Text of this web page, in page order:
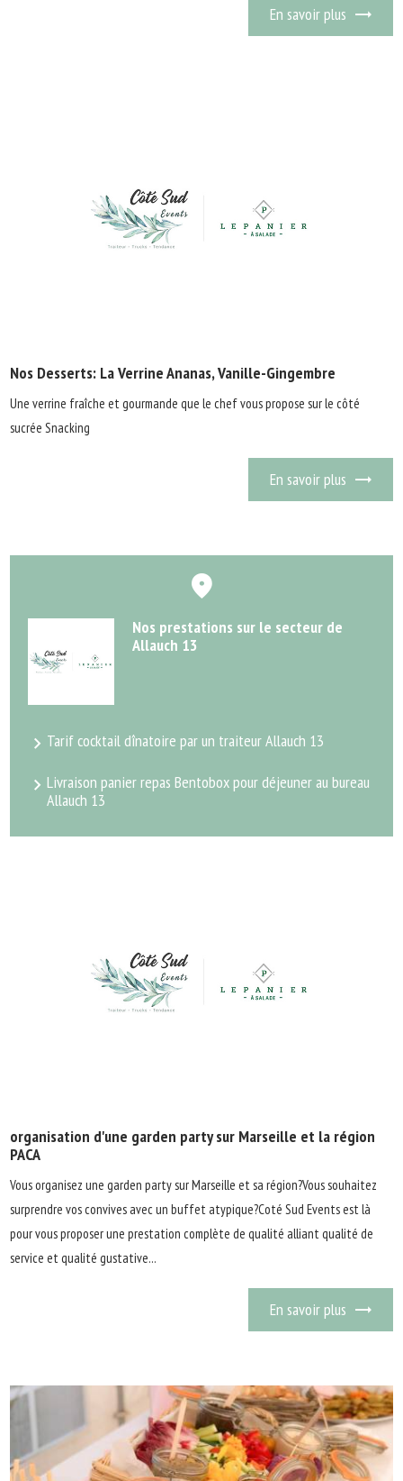
En savoir plus
Nos Desserts: La Verrine Ananas, Vanille-Gingembre
Une verrine fraîche et gourmande que le chef vous propose sur le côté
sucrée Snacking
En savoir plus
Nos prestations sur le secteur de
Allauch 13
Tarif cocktail dînatoire par un traiteur Allauch 13
Livraison panier repas Bentobox pour déjeuner au bureau
Allauch 13
organisation d'une garden party sur Marseille et la région
PACA
Vous organisez une garden party sur Marseille et sa région?Vous souhaitez
surprendre vos convives avec un buffet atypique?Coté Sud Events est là
pour vous proposer une prestation complète de qualité alliant qualité de
service et qualité gustative...
En savoir plus